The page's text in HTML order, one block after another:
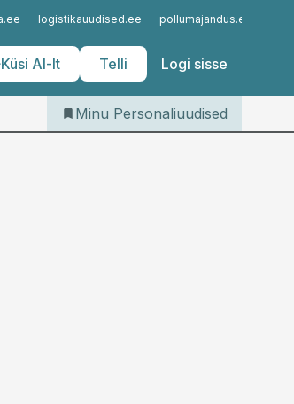
logistikauudised.ee pollumajandus.ee
Küsi AI-lt Telli Logi sisse
Iseteenindus
Telli Personaliuudised
Minu Personaliuudised